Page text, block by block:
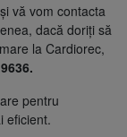
vă vom contacta
dacă doriți să
la Cardiorec,
pentru
eficient.